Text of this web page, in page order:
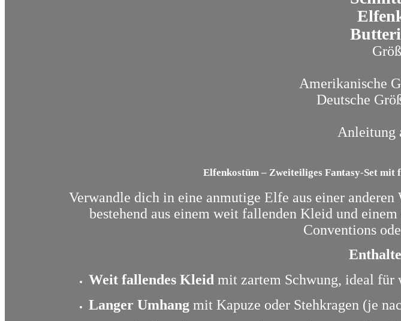
Amerikanische
Deutsche
Anleitung
Elfenkostüm – Zweiteiliges Fantasy-Set mit
Verwandle dich in eine anmutige Elfe aus einer
bestehend aus einem weit fallenden Kleid und
Conventions
Weit fallendes Kleid mit zartem Schwung, ideal für
Langer Umhang mit Kapuze oder Stehkragen (je